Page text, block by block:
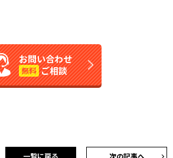
お問い合わせ
無料 ご相談
次の記事へ
一覧に戻る